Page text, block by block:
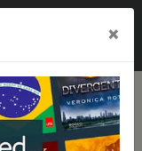
☰
×